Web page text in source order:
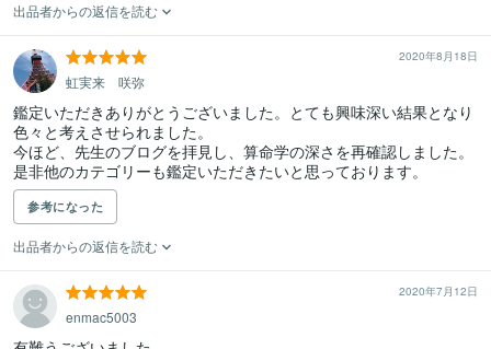
出品者からの返信を読む
2020年8月18日
虹実来 咲弥
鑑定いただきありがとうございました。とても興味深い結果となり
色々と考えさせられました。
今ほど、先生のブログを拝見し、算命学の深さを再確認しました。
是非他のカテゴリーも鑑定いただきたいと思っております。
参考になった
出品者からの返信を読む
2020年7月12日
enmac5003